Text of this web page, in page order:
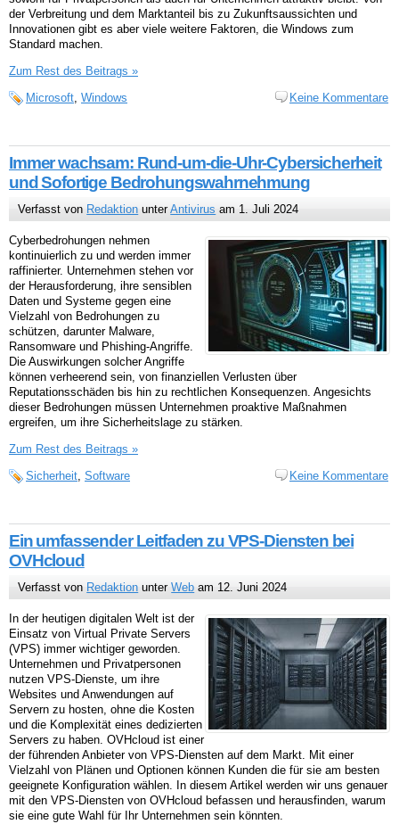
der Verbreitung und dem Marktanteil bis zu Zukunftsaussichten und
Innovationen gibt es aber viele weitere Faktoren, die Windows zum
Standard machen.
Zum Rest des Beitrags »
Microsoft, Windows Keine Kommentare
Immer wachsam: Rund-um-die-Uhr-Cybersicherheit
und Sofortige Bedrohungswahrnehmung
Verfasst von Redaktion unterAntivirus am 1. Juli 2024
Cyberbedrohungen nehmen
kontinuierlich zu und werden immer
raffinierter. Unternehmen stehen vor
der Herausforderung, ihre sensiblen
Daten und Systeme gegen eine
Vielzahl von Bedrohungen zu
schützen, darunter Malware,
Ransomware und Phishing-Angriffe.
Die Auswirkungen solcher Angriffe
können verheerend sein, von finanziellen Verlusten über
Reputationsschäden bis hin zu rechtlichen Konsequenzen. Angesichts
dieser Bedrohungen müssen Unternehmen proaktive Maßnahmen
ergreifen, um ihre Sicherheitslage zu stärken.
Zum Rest des Beitrags »
Sicherheit Software Keine Kommentare
Ein umfassender Leitfaden zu VPS-Diensten bei
OVHcloud
Verfasst von Redaktion unterWeb am 12. Juni 2024
In der heutigen digitalen Welt ist der
Einsatz von Virtual Private Servers
(VPS) immer wichtiger geworden.
Unternehmen und Privatpersonen
nutzen VPS-Dienste, um ihre
Websites und Anwendungen auf
Servern zu hosten, ohne die Kosten
und die Komplexität eines dedizierten
Servers zu haben. OVHcloud ist einer
der führenden Anbieter von VPS-Diensten auf dem Markt. Mit einer
Vielzahl von Plänen und Optionen können Kunden die für sie am besten
geeignete Konfiguration wählen. In diesem Artikel werden wir uns genauer
mit den VPS-Diensten von OVHcloud befassen und herausfinden, warum
sie eine gute Wahl für Ihr Unternehmen sein könnten.